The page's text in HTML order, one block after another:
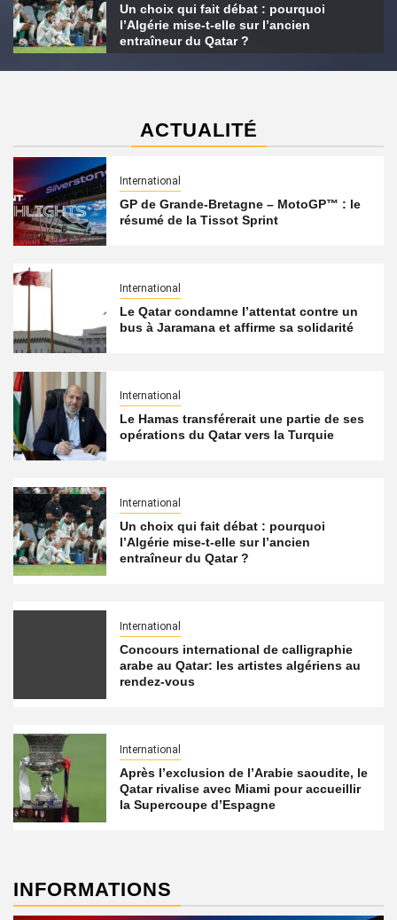
Un choix qui fait débat : pourquoi
l’Algérie mise-t-elle sur l’ancien
entraîneur du Qatar ?
ACTUALITÉ
International
GP de Grande-Bretagne – MotoGP™ : le
résumé de la Tissot Sprint
International
Le Qatar condamne l’attentat contre un
bus à Jaramana et affirme sa solidarité
International
Le Hamas transférerait une partie de ses
opérations du Qatar vers la Turquie
International
Un choix qui fait débat : pourquoi
l’Algérie mise-t-elle sur l’ancien
entraîneur du Qatar ?
International
Concours international de calligraphie
arabe au Qatar: les artistes algériens au
rendez-vous
International
Après l’exclusion de l’Arabie saoudite, le
Qatar rivalise avec Miami pour accueillir
la Supercoupe d’Espagne
INFORMATIONS